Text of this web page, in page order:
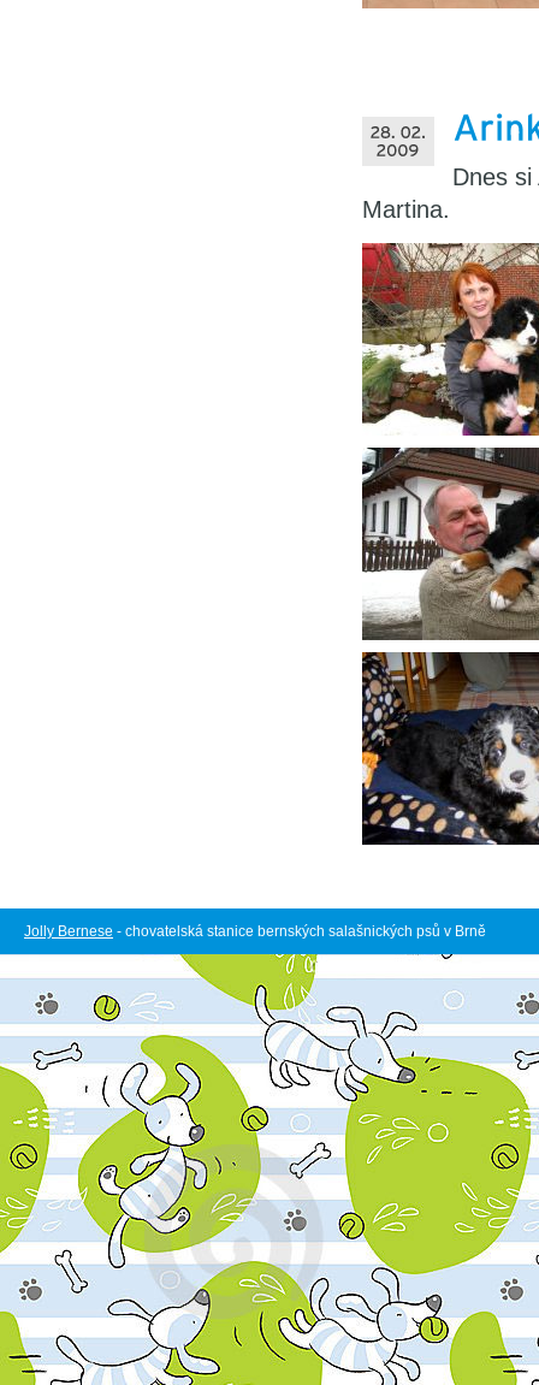
Dnes
Martina.
Jolly Bernese - chovatelská stanice bernských salašnických psů v Brně